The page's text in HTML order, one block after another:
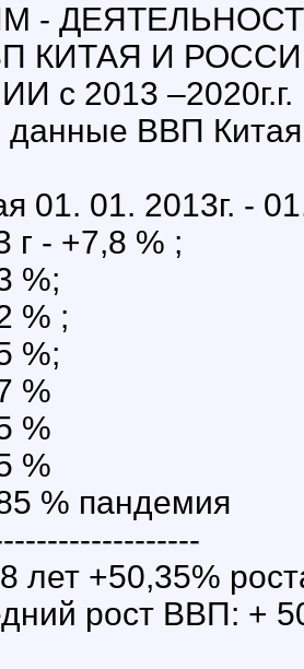
-
КИТАЯ И
с 2013 –2020г.г.
ВВП
01. 01. 2013г. -
г - +7,8 % ;
%;
% ;
%;
%
%
%
% пандемия
лет +50,35%
рост ВВП: +